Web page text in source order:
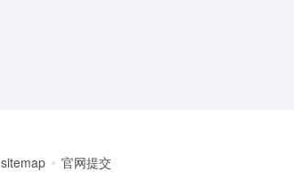
sitemap 官网提交